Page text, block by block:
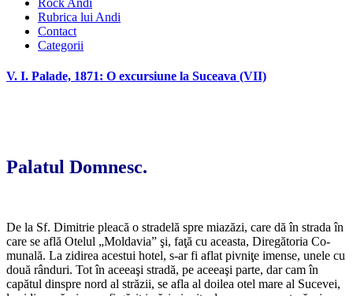
Rubrica lui Andi
Contact
Categorii
V. I. Palade, 1871: O excursiune la Suceava (VII)
Palatul Domnesc.
De la Sf. Dimitrie pleacă o stradelă spre miazăzi, care dă în strada în
care se află Otelul „Moldavia” şi, faţă cu aceasta, Diregătoria Co­
munală. La zidirea acestui hotel, s-ar fi aflat pivniţe imense, unele cu
două rânduri. Tot în aceeaşi stradă, pe aceeaşi parte, dar cam în
capătul dinspre nord al străzii, se afla al doilea otel mare al Sucevei,